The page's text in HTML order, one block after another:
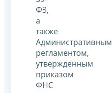
ФЗ,
а
также
Административным
регламентом,
утвержденным
приказом
ФНС